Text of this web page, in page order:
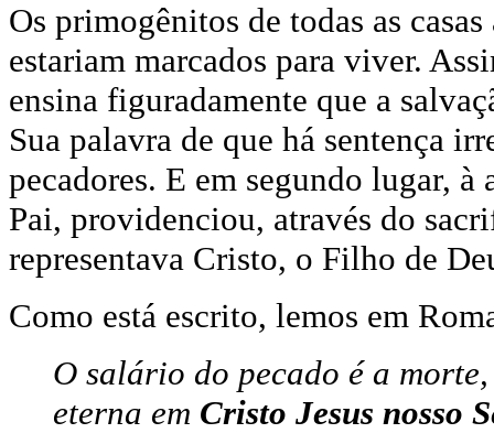
Os primogênitos de todas as
estariam marcados para viver.
ensina figuradamente que a
Sua palavra de que há sentença
pecadores. E em segundo lugar,
Pai, providenciou, através do
representava Cristo, o Filho de
Como está escrito, lemos em
O salário do pecado é a
eterna em Cristo Jesus nosso